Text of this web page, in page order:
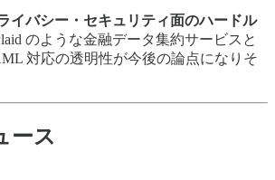
イバシー・セキュリティ面のハードル
のような金融データ集約サービスと
対応の透明性が今後の論点になりそ
ース